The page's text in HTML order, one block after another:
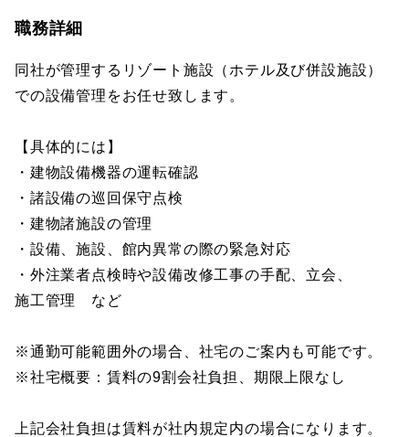
職務詳細
同社が管理するリゾート施設（ホテル及び併設施設）
での設備管理をお任せ致します。
【具体的には】
・建物設備機器の運転確認
・諸設備の巡回保守点検
・建物諸施設の管理
・設備、施設、館内異常の際の緊急対応
・外注業者点検時や設備改修工事の手配、立会、
施工管理 など
※通勤可能範囲外の場合、社宅のご案内も可能です。
※社宅概要：賃料の9割会社負担、期限上限なし
上記会社負担は賃料が社内規定内の場合になります。